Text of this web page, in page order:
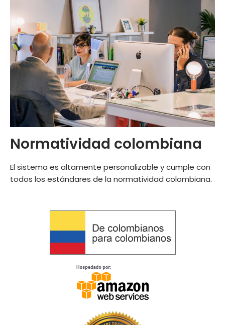
Normatividad colombiana
El sistema es altamente personalizable y cumple con
todos los estándares de la normatividad colombiana.